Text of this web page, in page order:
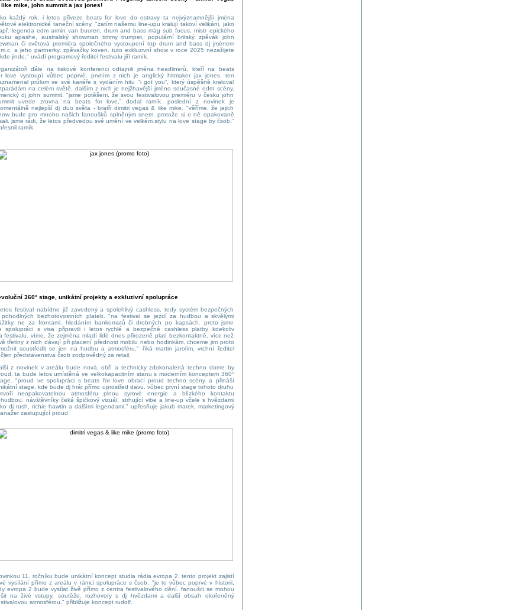
like mike, john summit a jax jones!
každý rok, i letos přiveze beats for love do ostravy ta nejvýznamnější jména
elektronické taneční scény. "zatím našemu line-upu kralují takoví velikáni, jako
legenda edm armin van buuren, drum and bass mág sub focus, mistr epického
apashe, australský showman timmy trumpet, populární britský zpěvák john
či světová premiéra společného vystoupení top drum and bass dj jménem
a jeho partnerky, zpěvačky koven. tuto exkluzivní show v roce 2025 nezažijete
jinde," uvádí programový ředitel festivalu jiří ramík.
dále na tiskové konferenci odtajnili jména headlinerů, kteří na beats
love vystoupí vůbec poprvé. prvním z nich je anglický hitmaker jax jones. ten
průlom ve své kariéře s vydáním hitu "i got you”, který úspěšně kraloval
na celém světě. dalším z nich je nejžhavější jméno současné edm scény,
dj john summit. "jsme potěšeni, že svou festivalovou premiéru v česku john
uvede zrovna na beats for love,” dodal ramík. poslední z novinek je
nejlepší dj duo světa - bratři dimitri vegas & like mike. "věříme, že jejich
bude pro mnoho našich fanoušků splněným snem, protože si o ně opakovaně
jsme rádi, že letos předvedou své umění ve velkém stylu na love stage by čsob,”
ramík.
360° stage, unikátní projekty a exkluzivní spolupráce
festival nabídne již zavedený a spolehlivý cashless, tedy systém bezpečných
pohodlných bezhotovostních plateb. "na festival se jezdí za hudbou a skvělými
ne za frontami, hledáním bankomatů či drobných po kapsách. proto jsme
spolupráci s visa připravili i letos rychlé a bezpečné cashless platby kdekoliv
festivalu. víme, že zejména mladí lidé dnes přirozeně platí bezkontaktně, více než
třetiny z nich dávají při placení přednost mobilu nebo hodinkám. chceme jim proto
soustředit se jen na hudbu a atmosféru," říká martin jarolím, vrchní ředitel
představenstva čsob zodpovědný za retail.
z novinek v areálu bude nová, obří a technicky zdokonalená techno dome by
ta bude letos umístěná ve velkokapacitním stanu s moderním konceptem 360°
"proud ve spolupráci s beats for love obrací proud techno scény a přináší
stage, kde bude dj hrát přímo uprostřed davu. vůbec první stage tohoto druhu
neopakovatelnou atmosféru plnou syrové energie a blízkého kontaktu
návštěvníky čeká špičkový vizuál, strhující vibe a line-up včele s hvězdami
dj rush, richie hawtin a dalšími legendami," upřesňuje jakub marek, marketingový
zastupující proud.
11. ročníku bude unikátní koncept studia rádia evropa 2. tento projekt zajistí
vysílání přímo z areálu v rámci spolupráce s čsob. "je to vůbec poprvé v historii,
evropa 2 bude vysílat živě přímo z centra festivalového dění. fanoušci se mohou
na živé vstupy, soutěže, rozhovory s dj hvězdami a další obsah okořeněný
atmosférou," přibližuje koncept rudolf.